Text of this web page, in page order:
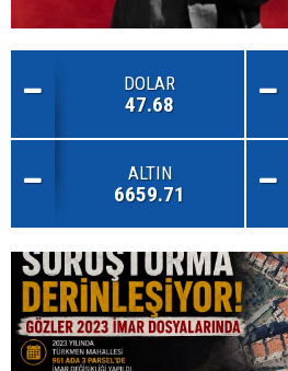
DOLAR
47.68
ALTIN
6659.71